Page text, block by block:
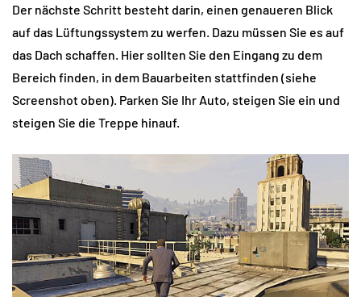
Der nächste Schritt besteht darin, einen genaueren Blick
auf das Lüftungssystem zu werfen. Dazu müssen Sie es auf
das Dach schaffen. Hier sollten Sie den Eingang zu dem
Bereich finden, in dem Bauarbeiten stattfinden (siehe
Screenshot oben). Parken Sie Ihr Auto, steigen Sie ein und
steigen Sie die Treppe hinauf.